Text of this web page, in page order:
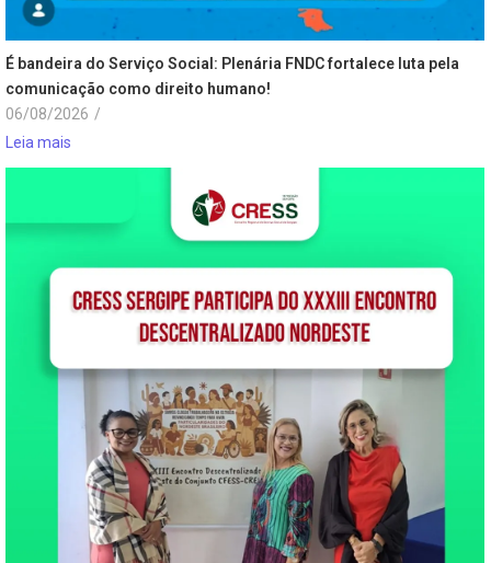
É bandeira do Serviço Social: Plenária FNDC fortalece luta pela
comunicação como direito humano!
06/08/2026 /
Leia mais